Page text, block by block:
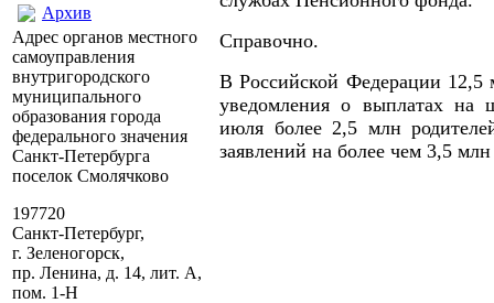
Архив
Адрес органов местного
самоуправления
внутригородского
муниципального
образования города
федерального значения
Санкт-Петербурга
поселок Смолячково
197720
Санкт-Петербург,
г. Зеленогорск,
пр. Ленина, д. 14, лит. А,
пом. 1-Н
Справочно.
В Российской Федерации 12,5
уведомления о выплатах на
июля более 2,5 млн
заявлений на более чем 3,5 млн